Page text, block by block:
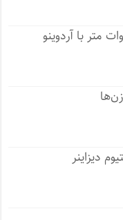
متر با آردوینو
دیزاینر